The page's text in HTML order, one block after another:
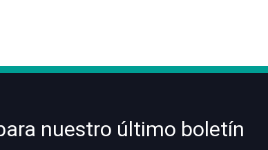
nuestro último boletín